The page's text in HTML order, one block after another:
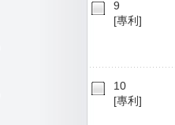
9
[專利]
10
[專利]